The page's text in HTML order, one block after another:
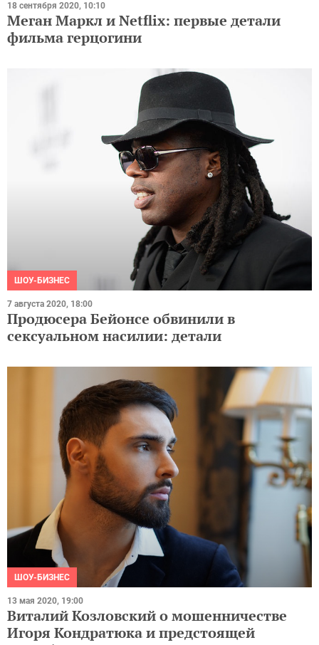
18 сентября 2020, 10:10
Меган Маркл и Netflix: первые детали
фильма герцогини
ШОУ-БИЗНЕС
7 августа 2020, 18:00
Продюсера Бейонсе обвинили в
сексуальном насилии: детали
ШОУ-БИЗНЕС
13 мая 2020, 19:00
Виталий Козловский о мошенничестве
Игоря Кондратюка и предстоящей